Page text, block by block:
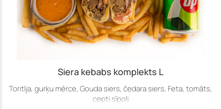
Siera kebabs komplekts L
Toritlja, gurķu mērce, Gouda siers, čedara siers, Feta, tomāts,
cepti sīpoli